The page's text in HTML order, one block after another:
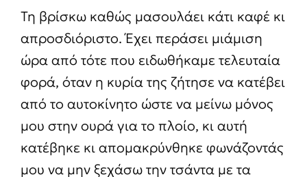
Τη βρίσκω καθώς μασουλάει κάτι καφέ κι
απροσδιόριστο. Έχει περάσει μιάμιση
ώρα από τότε που ειδωθήκαμε τελευταία
φορά, όταν η κυρία της ζήτησε να κατέβει
από το αυτοκίνητο ώστε να μείνω μόνος
μου στην ουρά για το πλοίο, κι αυτή
κατέβηκε κι απομακρύνθηκε φωνάζοντάς
μου να μην ξεχάσω την τσάντα με τα